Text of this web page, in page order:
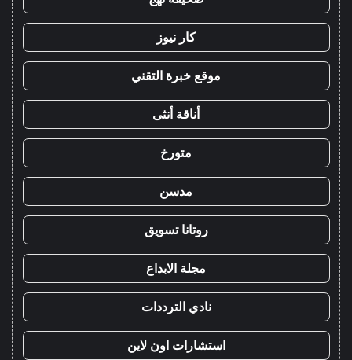
كار نيوز
موقع خبرة التقني
أناقة أنثى
متورخ
مدسن
روتانا تسويق
مجلة الابداع
نادي الترددات
استشارات اون لاين